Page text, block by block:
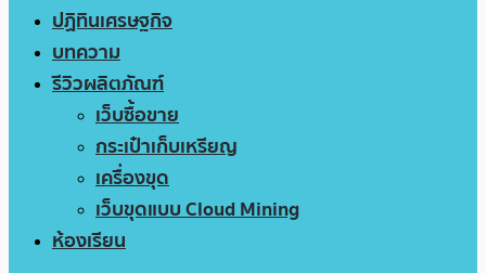
ปฏิทินเศรษฐกิจ
บทความ
รีวิวผลิตภัณฑ์
เว็บซื้อขาย
กระเป๋าเก็บเหรียญ
เครื่องขุด
เว็บขุดแบบ Cloud Mining
ห้องเรียน